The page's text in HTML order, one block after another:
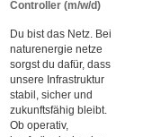
Controller (m/w/d)
Du bist das Netz. Bei
naturenergie netze
sorgst du dafür, dass
unsere Infrastruktur
stabil, sicher und
zukunftsfähig bleibt.
Ob operativ,